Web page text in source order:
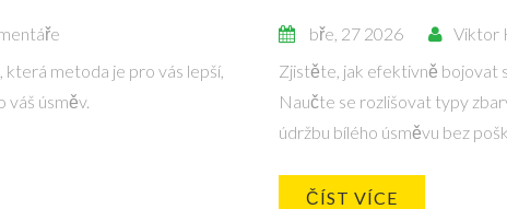
metoda je pro vás lepší,
váš úsměv.
bře, 27 2026
Viktor
Zjistěte, jak efektivně bojovat
Naučte se rozlišovat typy
údržbu bílého úsměvu bez
ČÍST VÍCE